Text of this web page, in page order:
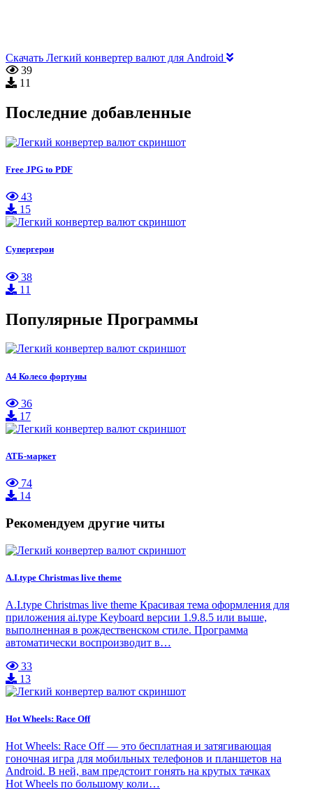
Скачать Легкий конвертер валют для Android
39
11
Последние добавленные
Free JPG to PDF
43
15
Супергерои
38
11
Популярные Программы
А4 Колесо фортуны
36
17
АТБ-маркет
74
14
Рекомендуем другие читы
A.I.type Christmas live theme
A.I.type Christmas live theme Красивая тема оформления для
приложения ai.type Keyboard версии 1.9.8.5 или выше,
выполненная в рождественском стиле. Программа
автоматически воспроизводит в…
33
13
Hot Wheels: Race Off
Hot Wheels: Race Off — это бесплатная и затягивающая
гоночная игра для мобильных телефонов и планшетов на
Android. В ней, вам предстоит гонять на крутых тачках
Hot Wheels по большому коли…